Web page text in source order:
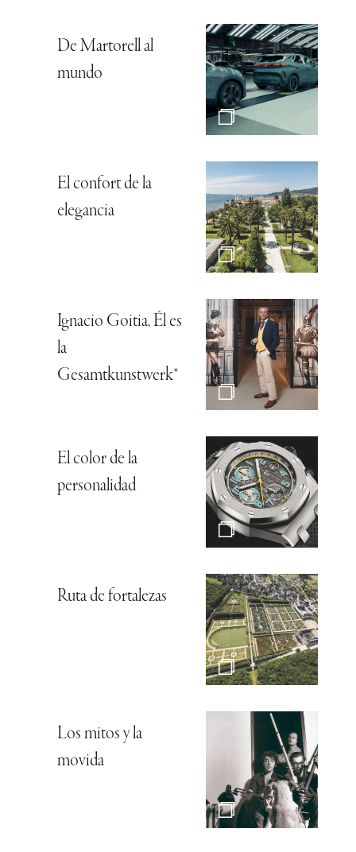
De Martorell al
mundo
El confort de la
elegancia
Ignacio Goitia, Él es
la
Gesamtkunstwerk*
El color de la
personalidad
Ruta de fortalezas
Los mitos y la
movida